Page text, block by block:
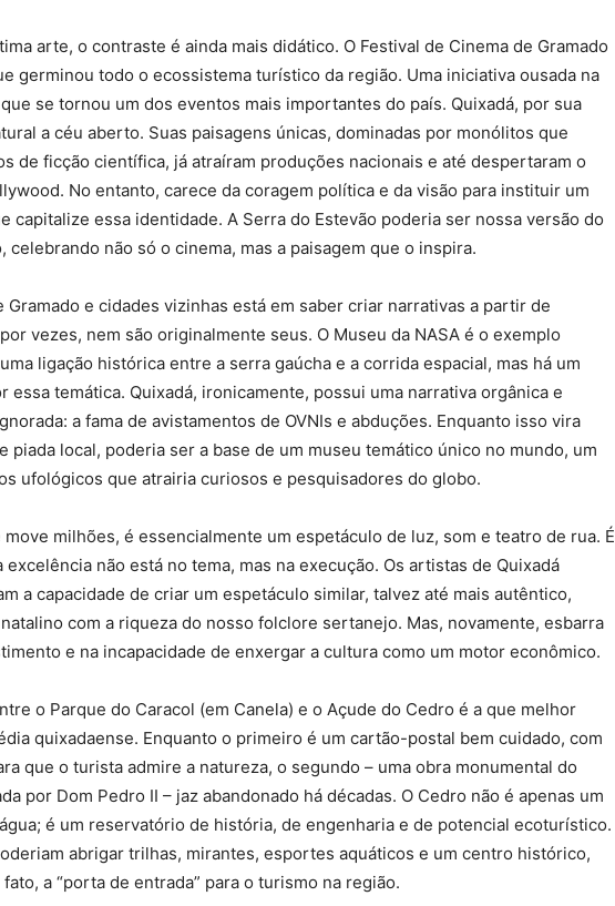
arte, o contraste é ainda mais didático. O Festival de Cinema de Gramado
germinou todo o ecossistema turístico da região. Uma iniciativa ousada na
se tornou um dos eventos mais importantes do país. Quixadá, por sua
a céu aberto. Suas paisagens únicas, dominadas por monólitos que
de ficção científica, já atraíram produções nacionais e até despertaram o
No entanto, carece da coragem política e da visão para instituir um
capitalize essa identidade. A Serra do Estevão poderia ser nossa versão do
celebrando não só o cinema, mas a paisagem que o inspira.
Gramado e cidades vizinhas está em saber criar narrativas a partir de
vezes, nem são originalmente seus. O Museu da NASA é o exemplo
ligação histórica entre a serra gaúcha e a corrida espacial, mas há um
essa temática. Quixadá, ironicamente, possui uma narrativa orgânica e
a fama de avistamentos de OVNIs e abduções. Enquanto isso vira
piada local, poderia ser a base de um museu temático único no mundo, um
ufológicos que atrairia curiosos e pesquisadores do globo.
move milhões, é essencialmente um espetáculo de luz, som e teatro de rua. É
excelência não está no tema, mas na execução. Os artistas de Quixadá
a capacidade de criar um espetáculo similar, talvez até mais autêntico,
com a riqueza do nosso folclore sertanejo. Mas, novamente, esbarra
e na incapacidade de enxergar a cultura como um motor econômico.
o Parque do Caracol (em Canela) e o Açude do Cedro é a que melhor
quixadaense. Enquanto o primeiro é um cartão-postal bem cuidado, com
que o turista admire a natureza, o segundo – uma obra monumental do
por Dom Pedro II – jaz abandonado há décadas. O Cedro não é apenas um
é um reservatório de história, de engenharia e de potencial ecoturístico.
abrigar trilhas, mirantes, esportes aquáticos e um centro histórico,
a “porta de entrada” para o turismo na região.